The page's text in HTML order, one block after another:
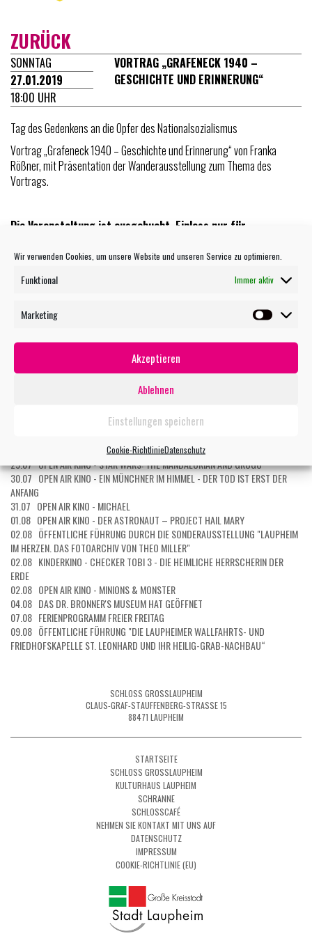
Wir verwenden Cookies, um unsere Website und unseren Service zu optimieren.
Funktional Immer aktiv
Marketing
Akzeptieren
Ablehnen
Einstellungen speichern
Cookie-RichtlinieDatenschutz
ZURÜCK
SONNTAG
27.01.2019
18:00 UHR
VORTRAG „GRAFENECK 1940 –
GESCHICHTE UND ERINNERUNG“
Tag des Gedenkens an die Opfer des Nationalsozialismus
Vortrag „Grafeneck 1940 – Geschichte und Erinnerung“ von Franka
Rößner, mit Präsentation der Wanderausstellung zum Thema des
Vortrags.
Die Veranstaltung ist ausgebucht, Einlass nur für
27.07 OPEN AIR KINO - EXTRAWURST
27.07 OPEN AIR KINO: KOMBI-TICKET 3 FILME
29.07 KURZ UND GUT - EIN ERSTER BLICK INS MUSEUM
29.07 OPEN AIR KINO - STAR WARS: THE MANDALORIAN AND GROGU
30.07 OPEN AIR KINO - EIN MÜNCHNER IM HIMMEL - DER TOD IST ERST DER
ANFANG
31.07 OPEN AIR KINO - MICHAEL
01.08 OPEN AIR KINO - DER ASTRONAUT – PROJECT HAIL MARY
02.08 ÖFFENTLICHE FÜHRUNG DURCH DIE SONDERAUSSTELLUNG "LAUPHEIM
IM HERZEN. DAS FOTOARCHIV VON THEO MILLER"
02.08 KINDERKINO - CHECKER TOBI 3 - DIE HEIMLICHE HERRSCHERIN DER
ERDE
02.08 OPEN AIR KINO - MINIONS & MONSTER
04.08 DAS DR. BRONNER'S MUSEUM HAT GEÖFFNET
07.08 FERIENPROGRAMM FREIER FREITAG
09.08 ÖFFENTLICHE FÜHRUNG "DIE LAUPHEIMER WALLFAHRTS- UND
FRIEDHOFSKAPELLE ST. LEONHARD UND IHR HEILIG-GRAB-NACHBAU“
SCHLOSS GROSSLAUPHEIM
CLAUS-GRAF-STAUFFENBERG-STRASSE 15
88471 LAUPHEIM
STARTSEITE
SCHLOSS GROSSLAUPHEIM
KULTURHAUS LAUPHEIM
SCHRANNE
SCHLOSSCAFÉ
NEHMEN SIE KONTAKT MIT UNS AUF
DATENSCHUTZ
IMPRESSUM
COOKIE-RICHTLINIE (EU)